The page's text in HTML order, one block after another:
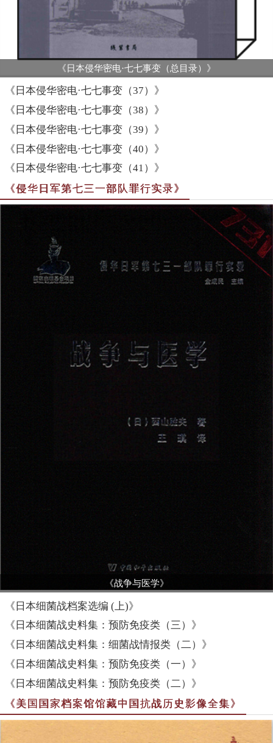
《日本侵华密电·七七事变（总目录）》
《日本侵华密电·七七事变（37）》
《日本侵华密电·七七事变（38）》
《日本侵华密电·七七事变（39）》
《日本侵华密电·七七事变（40）》
《日本侵华密电·七七事变（41）》
《侵华日军第七三一部队罪行实录》
《战争与医学》
《日本细菌战档案选编 (上)》
《日本细菌战史料集：预防免疫类（三）》
《日本细菌战史料集：细菌战情报类（二）》
《日本细菌战史料集：预防免疫类（一）》
《日本细菌战史料集：预防免疫类（二）》
《美国国家档案馆馆藏中国抗战历史影像全集》